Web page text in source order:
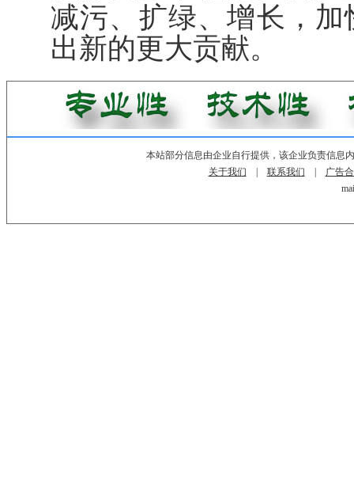
减污、扩绿、增长，
出新的更大贡献。
本站部分信息由企业自行提供，该企业负责信息
关于我们
联系我们
广告